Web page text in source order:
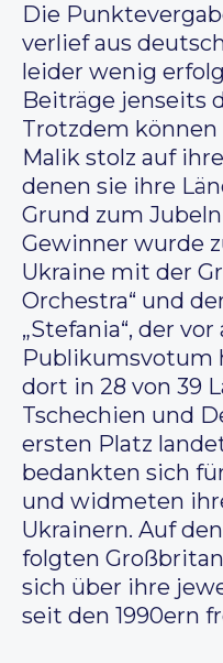
Die
verlief aus
leider wenig
Beiträge jenseits
Trotzdem können
Malik stolz auf
denen sie ihre
Grund zum
Gewinner wurde
Ukraine mit der
Orchestra“ und
„Stefania“, der
Publikumsvotum
dort in 28 von 39
Tschechien und
ersten Platz
bedankten sich
und widmeten
Ukrainern. Auf
folgten
sich über ihre
seit den 1990ern